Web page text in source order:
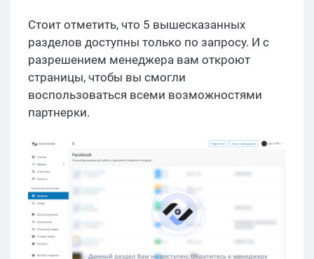
Стоит отметить, что 5 вышесказанных
разделов доступны только по запросу. И с
разрешением менеджера вам откроют
страницы, чтобы вы смогли
воспользоваться всеми возможностями
партнерки.